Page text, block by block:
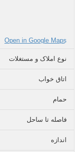
Open in Google Maps
نوع املاک و مستغلات
اتاق خواب
حمام
فاصله تا ساحل
اندازه